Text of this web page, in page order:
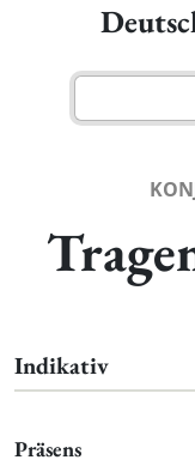
Indikativ
Präsens